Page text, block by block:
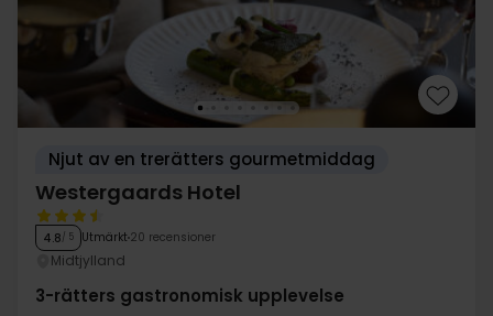
Njut av en trerätters gourmetmiddag
Westergaards Hotel
4.8/ 5 Utmärkt 20 recensioner
Midtjylland
3-rätters gastronomisk upplevelse